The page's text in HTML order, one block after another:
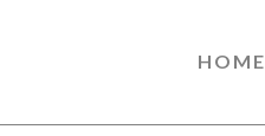
HOME